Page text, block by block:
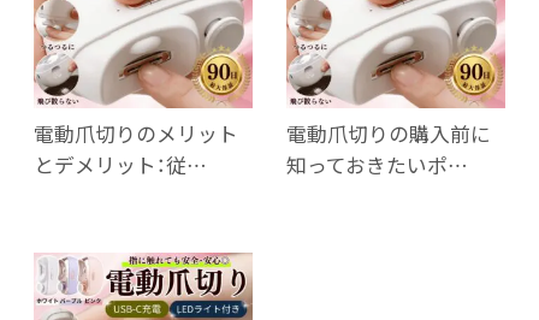
電動爪切りのメリット
とデメリット：従…
電動爪切りの購入前に
知っておきたいポ…